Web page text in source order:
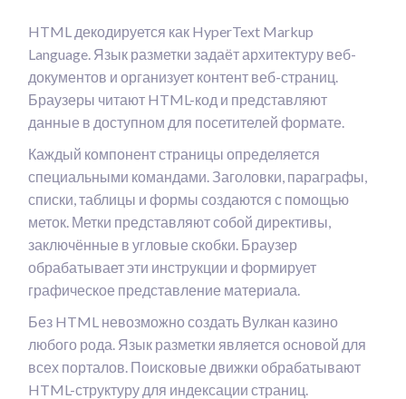
HTML декодируется как HyperText Markup
Language. Язык разметки задаёт архитектуру веб-
документов и организует контент веб-страниц.
Браузеры читают HTML-код и представляют
данные в доступном для посетителей формате.
Каждый компонент страницы определяется
специальными командами. Заголовки, параграфы,
списки, таблицы и формы создаются с помощью
меток. Метки представляют собой директивы,
заключённые в угловые скобки. Браузер
обрабатывает эти инструкции и формирует
графическое представление материала.
Без HTML невозможно создать Вулкан казино
любого рода. Язык разметки является основой для
всех порталов. Поисковые движки обрабатывают
HTML-структуру для индексации страниц.